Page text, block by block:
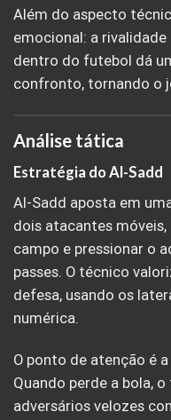
Além do aspecto
emocional: a
dentro do futebol dá
confronto, tornando o
Análise tática
Estratégia do Al-Sadd
Al-Sadd aposta em
dois atacantes
campo e pressionar o
passes. O técnico
defesa, usando os
numérica.
O ponto de atenção é
Quando perde a bola,
adversários velozes